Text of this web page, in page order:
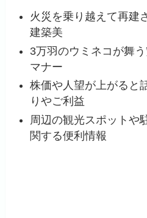
火災を乗り越えて再建
建築美
3万羽のウミネコが舞
マナー
株価や人望が上がると
りやご利益
周辺の観光スポットや
関する便利情報